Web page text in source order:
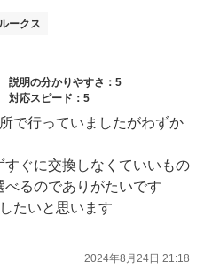
ークス
説明の分かりやすさ：5
対応スピード：5
で行っていましたがわずか
ぐに交換しなくていいもの
べるのでありがたいです
たいと思います
2024年8月24日 21:18